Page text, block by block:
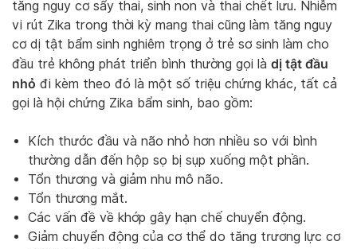
tăng nguy cơ sẩy thai, sinh non và thai chết lưu. Nhiễm
vi rút Zika trong thời kỳ mang thai cũng làm tăng nguy
cơ dị tật bẩm sinh nghiêm trọng ở trẻ sơ sinh làm cho
đầu trẻ không phát triển bình thường gọi là dị tật đầu
nhỏ đi kèm theo đó là một số triệu chứng khác, tất cả
gọi là hội chứng Zika bẩm sinh, bao gồm:
Kích thước đầu và não nhỏ hơn nhiều so với bình
thường dẫn đến hộp sọ bị sụp xuống một phần.
Tổn thương và giảm nhu mô não.
Tổn thương mắt.
Các vấn đề về khớp gây hạn chế chuyển động.
Giảm chuyển động của cơ thể do tăng trương lực cơ